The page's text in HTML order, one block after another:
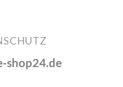
shop24.de